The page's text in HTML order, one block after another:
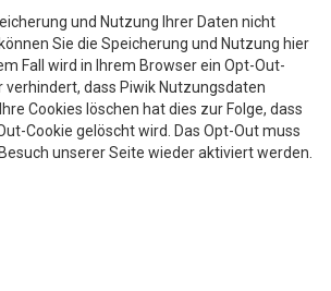
und Nutzung Ihrer Daten nicht
Sie die Speicherung und Nutzung hier
Fall wird in Ihrem Browser ein Opt-Out-
verhindert, dass Piwik Nutzungsdaten
Cookies löschen hat dies zur Folge, dass
Cookie gelöscht wird. Das Opt-Out muss
unserer Seite wieder aktiviert werden.